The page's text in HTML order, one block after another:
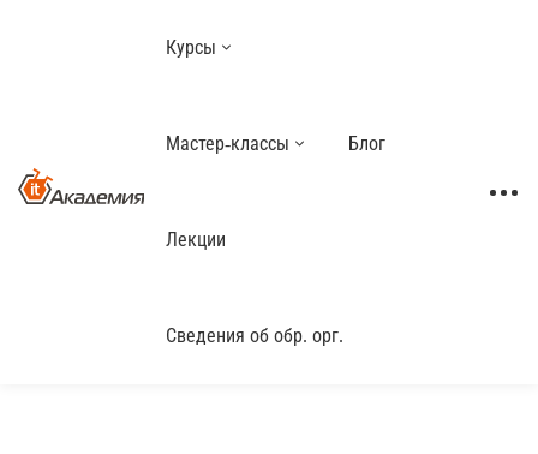
Курсы
Мастер-классы Блог
Лекции
Сведения об обр. орг.